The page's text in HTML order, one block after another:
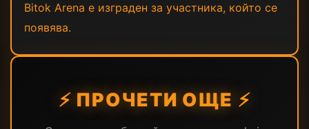
Bitok Arena е изграден за участника, който се
появява.
⚡ ПРОЧЕТИ ОЩЕ ⚡